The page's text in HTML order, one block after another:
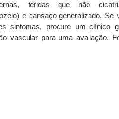
feridas que não
e cansaço generalizado. Se
sintomas, procure um clínico
vascular para uma avaliação.